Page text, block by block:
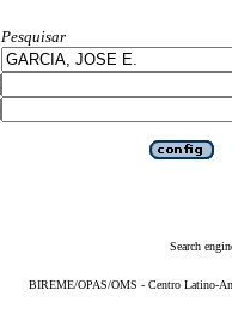
Pesquisar
Search
BIREME/OPAS/OMS - Centro Latino-